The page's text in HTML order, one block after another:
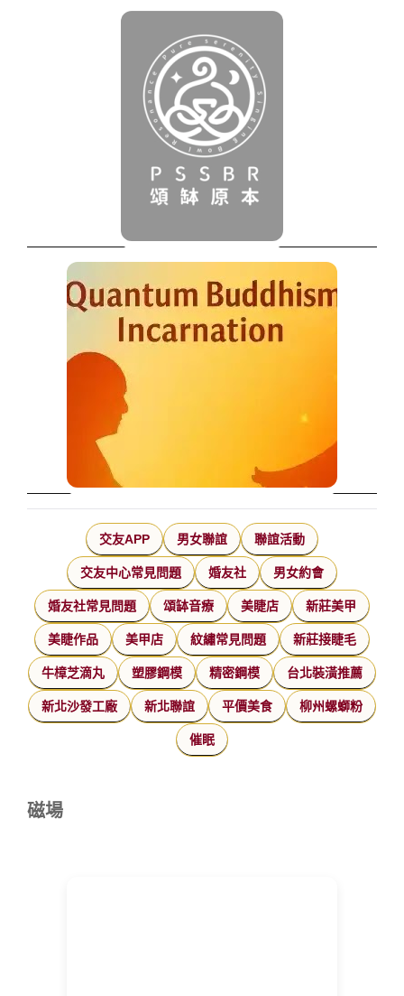
交友APP 男女聯誼 聯誼活動
交友中心常見問題 婚友社 男女約會
婚友社常見問題 頌缽音療 美睫店 新莊美甲
美睫作品 美甲店 紋繡常見問題 新莊接睫毛
牛樟芝滴丸 塑膠鋼模 精密鋼模 台北裝潢推薦
新北沙發工廠 新北聯誼 平價美食 柳州螺螄粉
催眠
磁場